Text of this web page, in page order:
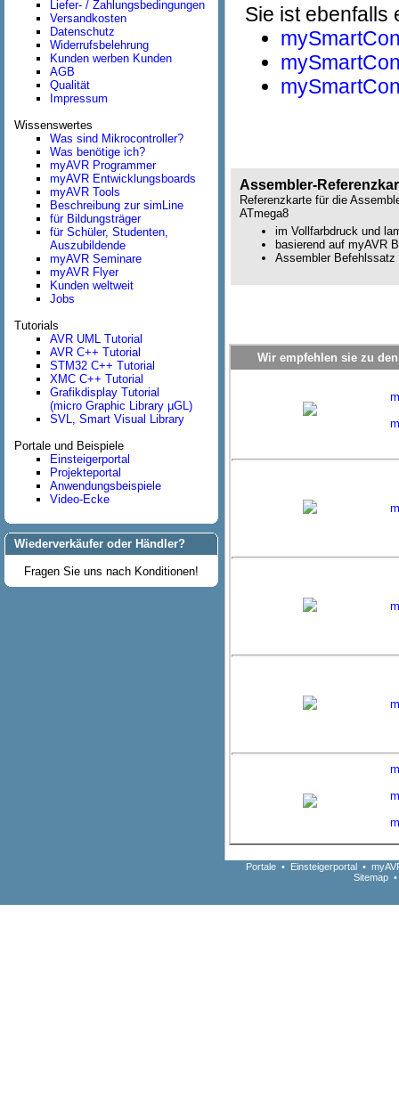
Liefer- / Zahlungsbedingungen
Versandkosten
Datenschutz
Widerrufsbelehrung
Kunden werben Kunden
AGB
Qualität
Impressum
Wissenswertes
Was sind Mikrocontroller?
Was benötige ich?
myAVR Programmer
myAVR Entwicklungsboards
myAVR Tools
Beschreibung zur simLine
für Bildungsträger
für Schüler, Studenten,
Auszubildende
myAVR Seminare
myAVR Flyer
Kunden weltweit
Jobs
Tutorials
AVR UML Tutorial
AVR C++ Tutorial
STM32 C++ Tutorial
XMC C++ Tutorial
Grafikdisplay Tutorial
(micro Graphic Library µGL)
SVL, Smart Visual Library
Portale und Beispiele
Einsteigerportal
Projekteportal
Anwendungsbeispiele
Video-Ecke
Wiederverkäufer oder Händler?
Fragen Sie uns nach Konditionen!
Sie ist ebenfalls
Assembler-
Referenzkarte für die
ATmega8
im Vollfarbdruck und
basierend auf myAVR
Assembler Befehlssatz
Wir empfehlen sie zu
Portale • Einsteigerportal •
Sitemap